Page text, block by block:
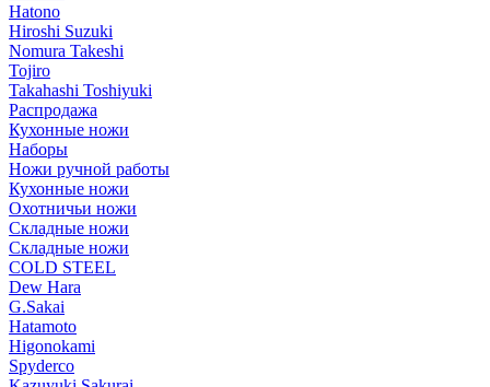
Hatono
Hiroshi Suzuki
Nomura Takeshi
Tojiro
Takahashi Toshiyuki
Распродажа
Кухонные ножи
Наборы
Ножи ручной работы
Кухонные ножи
Охотничьи ножи
Складные ножи
Складные ножи
COLD STEEL
Dew Hara
G.Sakai
Hatamoto
Higonokami
Spyderco